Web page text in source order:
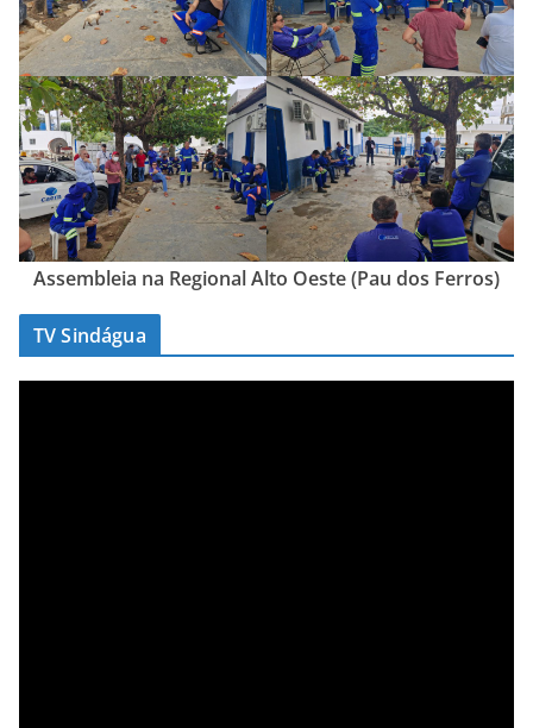
Assembleia na Regional Alto Oeste (Pau dos Ferros)
TV Sindágua